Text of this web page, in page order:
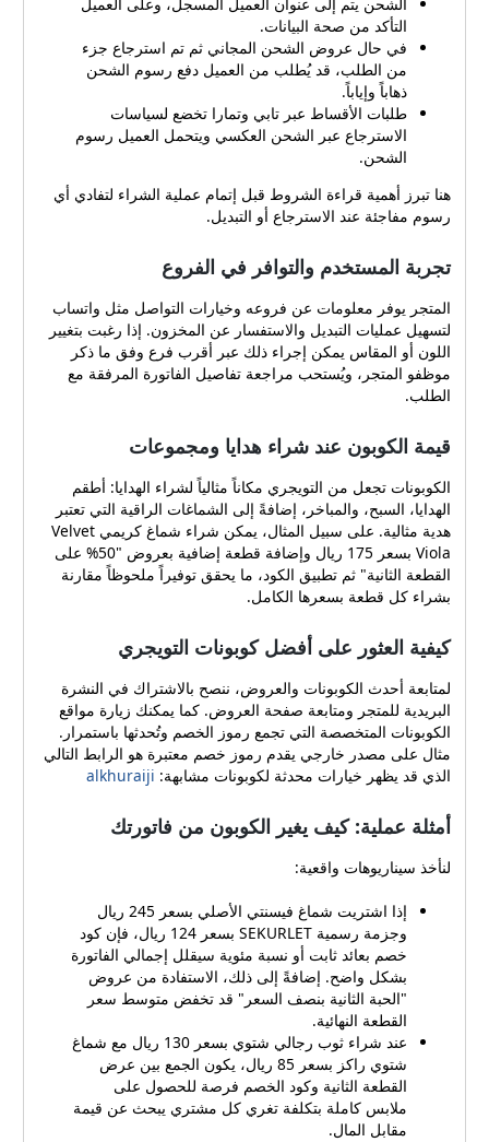
التأكد من صحة البيانات.
في حال عروض الشحن المجاني ثم تم استرجاع جزء
من الطلب، قد يُطلب من العميل دفع رسوم الشحن
ذهاباً وإياباً.
طلبات الأقساط عبر تابي وتمارا تخضع لسياسات
الاسترجاع عبر الشحن العكسي ويتحمل العميل رسوم
الشحن.
هنا تبرز أهمية قراءة الشروط قبل إتمام عملية الشراء لتفادي أي
رسوم مفاجئة عند الاسترجاع أو التبديل.
تجربة المستخدم والتوافر في الفروع
المتجر يوفر معلومات عن فروعه وخيارات التواصل مثل واتساب
لتسهيل عمليات التبديل والاستفسار عن المخزون. إذا رغبت بتغيير
اللون أو المقاس يمكن إجراء ذلك عبر أقرب فرع وفق ما ذكر
موظفو المتجر، ويُستحب مراجعة تفاصيل الفاتورة المرفقة مع
الطلب.
قيمة الكوبون عند شراء هدايا ومجموعات
الكوبونات تجعل من التويجري مكاناً مثالياً لشراء الهدايا: أطقم
الهدايا، السبح، والمباخر، إضافةً إلى الشماغات الراقية التي تعتبر
هدية مثالية. على سبيل المثال، يمكن شراء شماغ كريمي Velvet
Viola بسعر 175 ريال وإضافة قطعة إضافية بعروض "50% على
القطعة الثانية" ثم تطبيق الكود، ما يحقق توفيراً ملحوظاً مقارنة
بشراء كل قطعة بسعرها الكامل.
كيفية العثور على أفضل كوبونات التويجري
لمتابعة أحدث الكوبونات والعروض، ننصح بالاشتراك في النشرة
البريدية للمتجر ومتابعة صفحة العروض. كما يمكنك زيارة مواقع
الكوبونات المتخصصة التي تجمع رموز الخصم وتُحدثها باستمرار.
مثال على مصدر خارجي يقدم رموز خصم معتبرة هو الرابط التالي
الذي قد يظهر خيارات محدثة لكوبونات مشابهة: alkhuraiji
أمثلة عملية: كيف يغير الكوبون من فاتورتك
لنأخذ سيناريوهات واقعية:
إذا اشتريت شماغ فيسنتي الأصلي بسعر 245 ريال
وجزمة رسمية SEKURLET بسعر 124 ريال، فإن كود
خصم بعائد ثابت أو نسبة مئوية سيقلل إجمالي الفاتورة
بشكل واضح. إضافةً إلى ذلك، الاستفادة من عروض
"الحبة الثانية بنصف السعر" قد تخفض متوسط سعر
القطعة النهائية.
عند شراء ثوب رجالي شتوي بسعر 130 ريال مع شماغ
شتوي راكز بسعر 85 ريال، يكون الجمع بين عرض
القطعة الثانية وكود الخصم فرصة للحصول على
ملابس كاملة بتكلفة تغري كل مشتري يبحث عن قيمة
مقابل المال.